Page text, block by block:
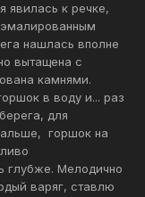
явилась к речке,
нашлась вполне
вытащена с
камнями.
в воду и... раз
для
горшок на
глубже. Мелодично
варяг, ставлю